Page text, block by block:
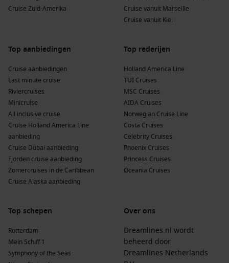
Populaire havens voor of na een cruise naar
Wanneer je naar Galveston vaart, zijn hier andere havens die
Cozumel,Mexico
: Dit Caribische eiland staat bekend om
zijn prachtige stranden, helder water en geweldige
snorkelmogelijkheden. Bezoek Chankanaab National Park
voor een dag vol avontuur.
Costa Maya,Mexico: Een geweldige bestemming voor
cruisereizigers met een mix van strand en cultuur. Ontdek
de Mayan-ruïnes nabij het eiland of geniet van het lokale
eten in de nieuwe haven.
Roatan,Honduras
cultuur en hun prachtige stranden.
Belize City
: Ontdek de rijke geschiedenis van Belize
met een bezoek aan de Mayan-ruïnes van Altun Ha of ga
op een avontuur naar de verbazingwekkende Great Blue
Cruise Zuid-Amerika
Cruise vanuit Marseille
Cruise vanuit Kiel
Top aanbiedingen
Cruise aanbiedingen
Last minute cruise
Riviercruises
Minicruise
All inclusive cruise
Cruise Holland America Line
aanbieding
Cruise Dubai aanbieding
Fjorden cruise aanbieding
Zomercruises in de Caribbean
Cruise Alaska aanbieding
Top rederijen
Holland America Line
TUI Cruises
MSC Cruises
AIDA Cruises
Norwegian Cruise Line
Costa Cruises
Celebrity Cruises
Phoenix Cruises
Princess Cruises
Oceania Cruises
Top schepen
Rotterdam
Mein Schiff 1
Symphony of the Seas
Over ons
Dreamlines.nl wordt
beheerd door
Dreamlines Netherlands